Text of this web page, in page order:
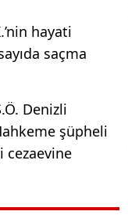
hayati
saçma
Denizli
şüpheli
cezaevine